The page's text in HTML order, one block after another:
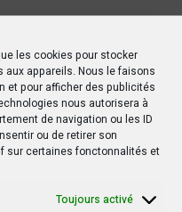
les cookies pour stocker
appareils. Nous le faisons
et pour afficher des publicités
nous autorisera à
de navigation ou les ID
ou de retirer son
sur certaines fonctonnalités et
Toujours activé
Maweja Muteba
Mbujimayi
SUIVANT POSTE
Marc Kabund cité